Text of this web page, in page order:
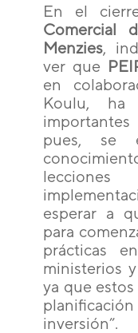
En el
Comercial
Menzies,
ver que
en
Koulu, ha
pues, se
esperar a
para
prácticas
ministerios
ya que
inversión”.